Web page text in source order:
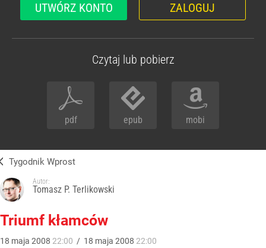
UTWÓRZ KONTO ZALOGUJ
Czytaj lub pobierz
pdf epub mobi
Tygodnik Wprost
Autor:
Tomasz P. Terlikowski
Triumf kłamców
18 maja 2008 22:00 / 18 maja 2008 22:00